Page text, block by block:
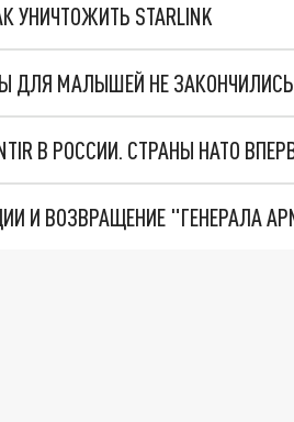
STARLINK
ДЛЯ МАЛЫШЕЙ НЕ ЗАКОНЧИЛИСЬ